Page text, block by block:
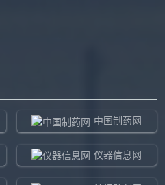
中国制药网
仪器信息网